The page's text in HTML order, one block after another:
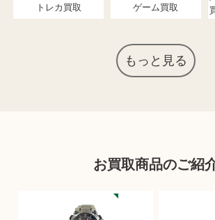
トレカ買取 ゲーム買取
もっと見る
お買取商品のご紹